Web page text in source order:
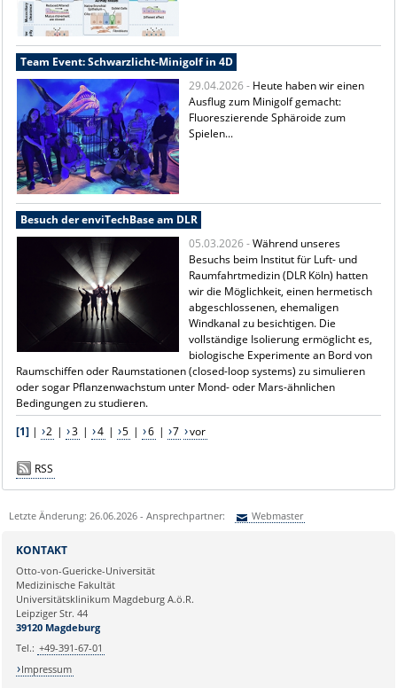
Team Event: Schwarzlicht-Minigolf in 4D
29.04.2026 - Heute haben wir einen
Ausflug zum Minigolf gemacht:
Fluoreszierende Sphäroide zum
Spielen...
Besuch der enviTechBase am DLR
05.03.2026 -Während unseres
Besuchs beim Institut für Luft- und
Raumfahrtmedizin (DLR Köln) hatten
wir die Möglichkeit, einen hermetisch
abgeschlossenen, ehemaligen
Windkanal zu besichtigen. Die
vollständige Isolierung ermöglicht es,
biologische Experimente an Bord von
Raumschiffen oder Raumstationen (closed-loop systems) zu simulieren
oder sogar Pflanzenwachstum unter Mond- oder Mars-ähnlichen
Bedingungen zu studieren.
[1]| 2 | 3 | 4 | 5 | 6 | 7 vor
RSS
Letzte Änderung: 26.06.2026 - Ansprechpartner: Webmaster
Ihre E-Mailadresse:
Ihr Anliegen:
KONTAKT
Otto-von-Guericke-Universität
Medizinische Fakultät
Universitätsklinikum Magdeburg A.ö.R.
Leipziger Str. 44
39120 Magdeburg
Tel.: +49-391-67-01
Impressum